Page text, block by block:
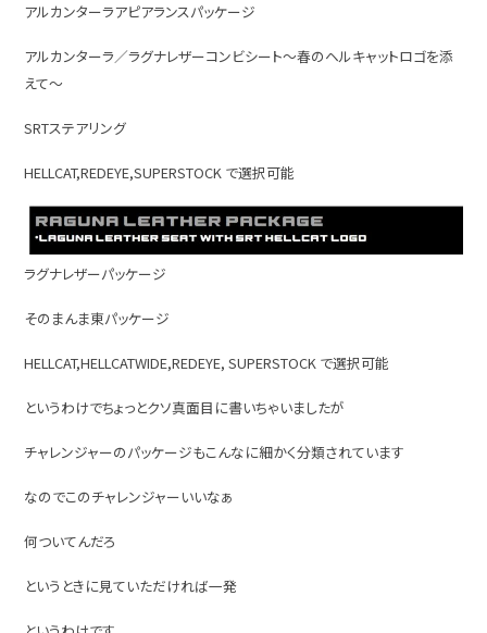
アルカンターラアピアランスパッケージ
アルカンターラ／ラグナレザーコンビシート～春のヘルキャットロゴを添
えて～
SRTステアリング
HELLCAT,REDEYE,SUPERSTOCK で選択可能
ラグナレザーパッケージ
そのまんま東パッケージ
HELLCAT,HELLCATWIDE,REDEYE, SUPERSTOCK で選択可能
というわけでちょっとクソ真面目に書いちゃいましたが
チャレンジャーのパッケージもこんなに細かく分類されています
なのでこのチャレンジャーいいなぁ
何ついてんだろ
というときに見ていただければ一発